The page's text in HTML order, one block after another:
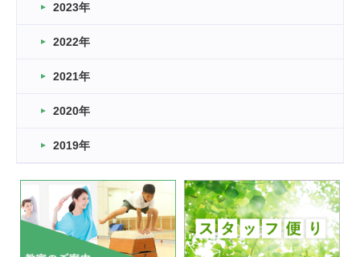
卒業・卒園の季節★
2026.03.11
緑ケ丘体育館
2022.11.03
緑ケ丘体育館
いたっぼーる大会☆彡
緑ケ丘体育館
2022.07.03
市内総合体育大会が開始
2023年
2022年
2021年
2020年
2019年